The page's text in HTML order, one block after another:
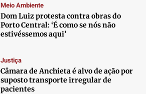
Meio Ambiente
Dom Luiz protesta contra obras do
Porto Central: ‘É como se nós não
estivéssemos aqui’
Justiça
Câmara de Anchieta é alvo de ação por
suposto transporte irregular de
pacientes